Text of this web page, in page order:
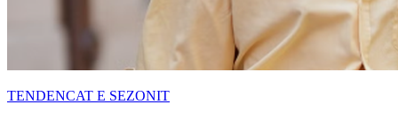
TENDENCAT E SEZONIT